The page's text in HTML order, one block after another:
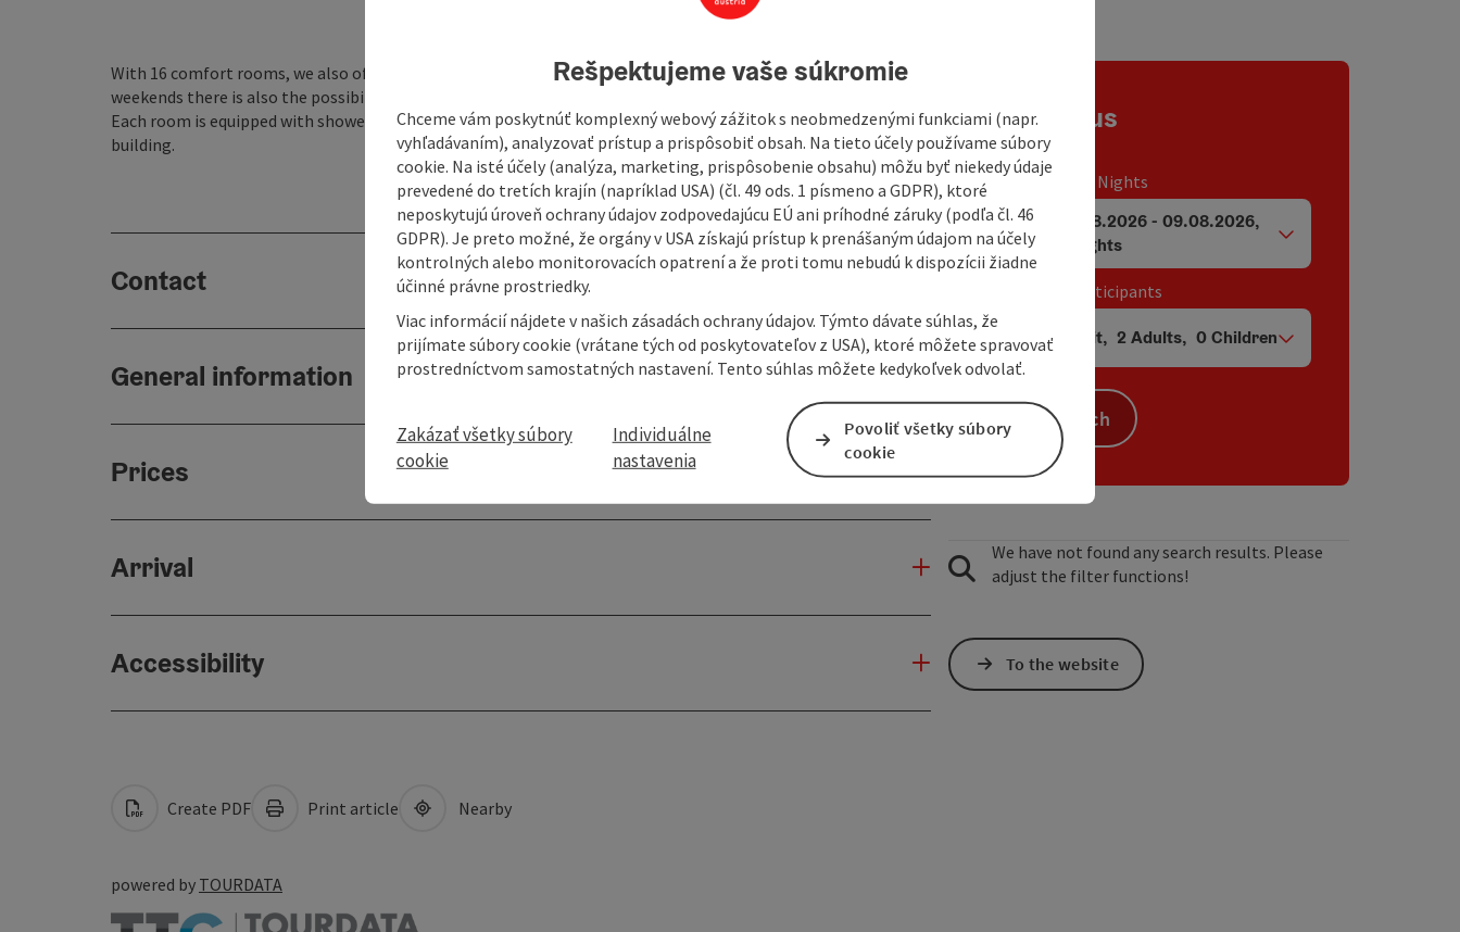
With 16 comfort rooms, we also offer overnight accommodation including breakfast. In the evening or at
weekends there is also the possibility to dine in the inn. We offer multi-channel television, WLAN and a desk.
Each room is equipped with shower/WC, fridge and a sofa. Our house has its own car park directly at the
building.
Contact
General information
Prices
Arrival
Accessibility
Contact us
Travel period / Nights
arrival and departure fields
07.08.2026- 09.08.2026,
Nights
Unit / Tour participants
Number of units and person fields
Unit, 2 Adults, 0 Children
Search
We have not found any search results. Please
adjust the filter functions!
To the website
Create PDF Print article Nearby
powered by TOURDATA
Rešpektujeme vaše súkromie
Chceme vám poskytnúť komplexný webový zážitok s neobmedzenými funkciami (napr.
vyhľadávaním), analyzovať prístup a prispôsobiť obsah. Na tieto účely používame súbory
cookie. Na isté účely (analýza, marketing, prispôsobenie obsahu) môžu byť niekedy údaje
prevedené do tretích krajín (napríklad USA) (čl. 49 ods. 1 písmeno a GDPR), ktoré
neposkytujú úroveň ochrany údajov zodpovedajúcu EÚ ani príhodné záruky (podľa čl. 46
GDPR). Je preto možné, že orgány v USA získajú prístup k prenášaným údajom na účely
kontrolných alebo monitorovacích opatrení a že proti tomu nebudú k dispozícii žiadne
účinné právne prostriedky.
Viac informácií nájdete v našich zásadách ochrany údajov. Týmto dávate súhlas, že
prijímate súbory cookie (vrátane tých od poskytovateľov z USA), ktoré môžete spravovať
prostredníctvom samostatných nastavení. Tento súhlas môžete kedykoľvek odvolať.
Zakázať všetky súbory
cookie
Individuálne
nastavenia
Povoliť všetky súbory
cookie